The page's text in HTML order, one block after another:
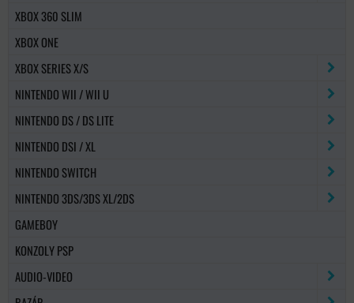
XBOX 360 SLIM
XBOX ONE
XBOX SERIES X/S
NINTENDO WII / WII U
NINTENDO DS / DS LITE
NINTENDO DSI / XL
NINTENDO SWITCH
NINTENDO 3DS/3DS XL/2DS
GAMEBOY
KONZOLY PSP
AUDIO-VIDEO